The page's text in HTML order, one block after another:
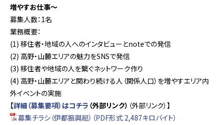
増やすお仕事～
募集人数：1名
業務概要：
(1) 移住者・地域の人へのインタビューとnoteでの発信
(2) 高野・山麓エリアの魅力をSNSで発信
(3) 移住者や地域の人を繋ぐネットワーク作り
(4) 高野・山麓エリアと関わり続ける人（関係人口）を増やすエリア内
外イベントの実施
【詳細（募集要項）はコチラ （外部リンク） （外部リンク）】
募集チラシ（伊都振興局）（PDF形式 2,487キロバイト）